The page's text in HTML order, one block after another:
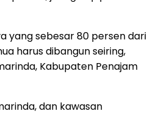
yang sebesar 80 persen dari
harus dibangun seiring,
Kabupaten Penajam
dan kawasan